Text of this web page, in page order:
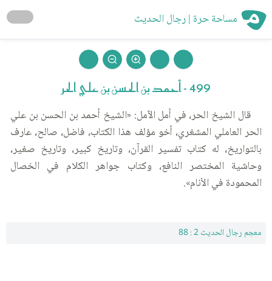
مساحة حرة | رجال الحديث
499 - أحمد بن الحسن بن علي الحر
قال الشيخ الحر، في أمل الآمل: «الشيخ أحمد بن الحسن بن علي
الحر العاملي المشغري، أخو مؤلف هذا الكتاب، فاضل، صالح، عارف
بالتواريخ، له كتاب تفسير القرآن، وتاريخ كبير، وتاريخ صغير،
وحاشية المختصر النافع، وكتاب جواهر الكلام في الخصال
المحمودة في الأنام».
معجم رجال الحديث 2 : 88